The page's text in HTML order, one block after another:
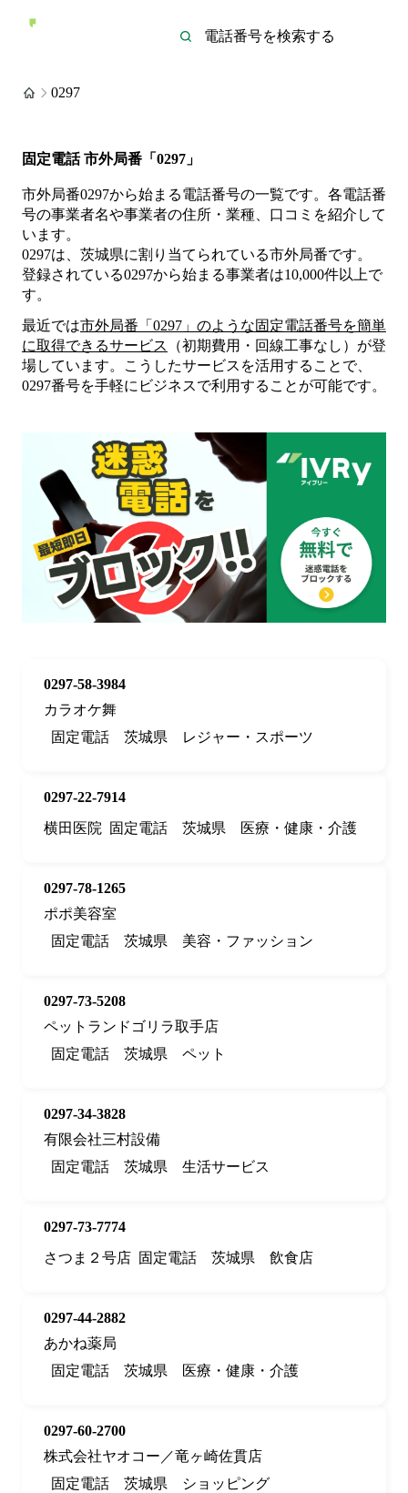
0297
固定電話 市外局番「0297」
市外局番0297から始まる電話番号の一覧です。各電話番
号の事業者名や事業者の住所・業種、口コミを紹介して
います。
0297は、茨城県に割り当てられている市外局番です。
登録されている0297から始まる事業者は10,000件以上で
す。
最近では市外局番「 0297 」のような固定電話番号を簡単
に取得できるサービス
（初期費用・回線工事なし）が登
場しています。こうしたサービスを活用することで、
0297番号を手軽にビジネスで利用することが可能です。
0297-58-3984
カラオケ舞
固定電話
茨城県 レジャー・スポーツ
0297-22-7914
横田医院
固定電話 茨城県 医療・健康・介護
0297-78-1265
ポポ美容室
固定電話
茨城県 美容・ファッション
0297-73-5208
ペットランドゴリラ取手店
固定電話
茨城県 ペット
0297-34-3828
有限会社三村設備
固定電話
茨城県 生活サービス
0297-73-7774
さつま２号店 固定電話 茨城県 飲食店
0297-44-2882
あかね薬局
固定電話
茨城県 医療・健康・介護
0297-60-2700
株式会社ヤオコー／竜ヶ崎佐貫店
固定電話
茨城県 ショッピング